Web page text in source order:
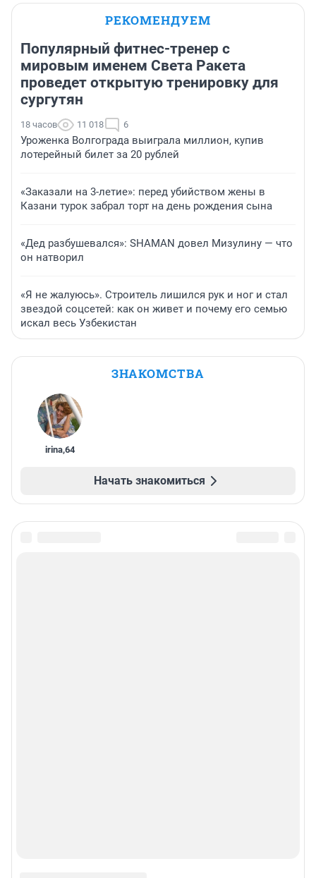
РЕКОМЕНДУЕМ
Популярный фитнес-тренер с
мировым именем Света Ракета
проведет открытую тренировку для
сургутян
18 часов 11 018 6
Уроженка Волгограда выиграла миллион, купив
лотерейный билет за 20 рублей
«Заказали на 3-летие»: перед убийством жены в
Казани турок забрал торт на день рождения сына
«Дед разбушевался»: SHAMAN довел Мизулину — что
он натворил
«Я не жалуюсь». Строитель лишился рук и ног и стал
звездой соцсетей: как он живет и почему его семью
искал весь Узбекистан
ЗНАКОМСТВА
irina,64
Начать знакомиться